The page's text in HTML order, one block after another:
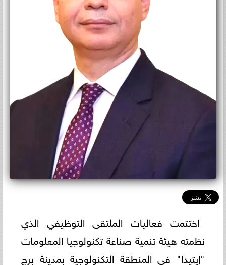
اختتمت فعاليات الملتقى التوظيفي الذي
نظمته هيئة تنمية صناعة تكنولوجيا المعلومات
"إيتيدا" في المنطقة التكنولوجية بمدينة برج